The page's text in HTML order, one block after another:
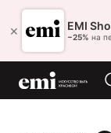
× EMI
−25% на
Ростов-на-
8 (800) 550-86-95
Каталог